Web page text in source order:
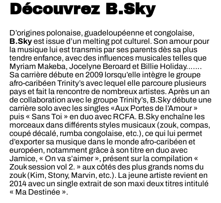
Découvrez B.Sky
D’origines polonaise, guadeloupéenne et congolaise,
B.Skyest issue d’un melting pot culturel. Son amour pour
la musique lui est transmis par ses parents dès sa plus
tendre enfance, avec des influences musicales telles que
Myriam Makeba, Jocelyne Beroard et Billie Holiday…….
Sa carrière débute en 2009 lorsqu’elle intègre le groupe
afro-caribéen Trinity’s avec lequel elle parcoure plusieurs
pays et fait la rencontre de nombreux artistes. Après un an
de collaboration avec le groupe Trinity’s, B.Sky débute une
carrière solo avec les singles «Aux Portes de l’Amour »
puis « Sans Toi » en duo avec RCFA. B.Sky enchaîne les
morceaux dans différents styles musicaux (zouk, compas,
coupé décalé, rumba congolaise, etc.), ce qui lui permet
d’exporter sa musique dans le monde afro-caribéen et
européen, notamment grâce à son titre en duo avec
Jamice, « On va s’aimer », présent sur la compilation «
Zouk session vol 2. » aux côtés des plus grands noms du
zouk (Kim, Stony, Marvin, etc.). La jeune artiste revient en
2014 avec un single extrait de son maxi deux titres intitulé
« Ma Destinée ».